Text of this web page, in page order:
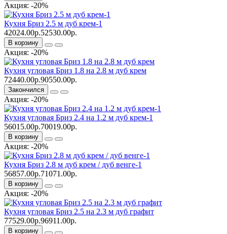
Акция: -20%
Кухня Бриз 2.5 м дуб крем-1
42024.00р.52530.00р.
В корзину
Акция: -20%
Кухня угловая Бриз 1.8 на 2.8 м дуб крем
72440.00р.90550.00р.
Закончился
Акция: -20%
Кухня угловая Бриз 2.4 на 1.2 м дуб крем-1
56015.00р.70019.00р.
В корзину
Акция: -20%
Кухня Бриз 2.8 м дуб крем / дуб венге-1
56857.00р.71071.00р.
В корзину
Акция: -20%
Кухня угловая Бриз 2.5 на 2.3 м дуб графит
77529.00р.96911.00р.
В корзину